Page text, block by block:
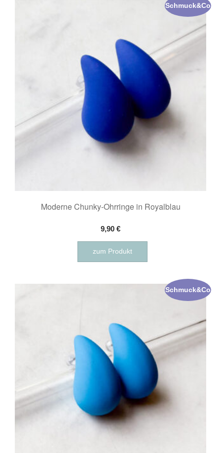
Schmuck&Co
Moderne Chunky-Ohrringe in Royalblau
9,90 €
zum Produkt
Schmuck&Co